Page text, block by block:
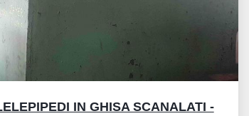
IN GHISA SCANALATI -